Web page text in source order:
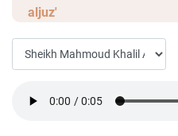
aljuz'